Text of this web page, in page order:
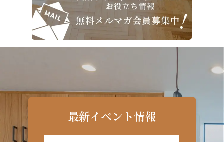
最新イベント情報